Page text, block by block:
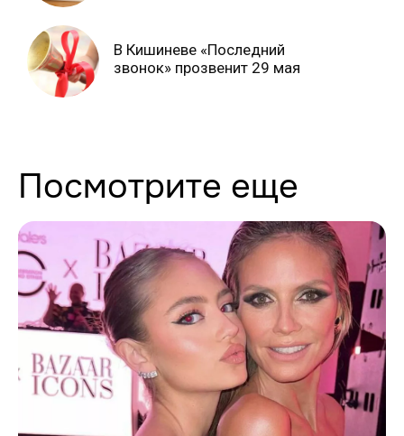
В Кишиневе «Последний
звонок» прозвенит 29 мая
Посмотрите еще